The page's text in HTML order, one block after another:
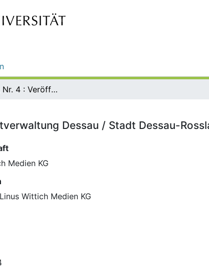
Amtsblatt ; Nr. 4 : Veröffentlichungen der Stadtverwaltung Dessau / Stadt Dessau-Rosslau
Dessau / Stadt Dessau-
Medien KG
Wittich Medien KG